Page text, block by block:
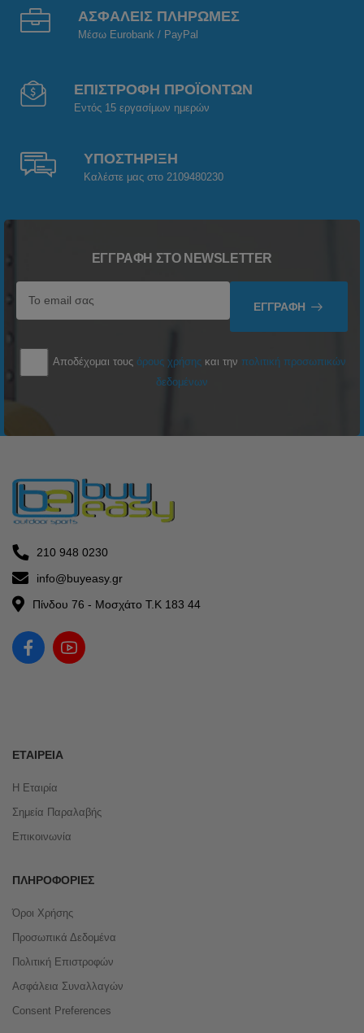
ΑΣΦΑΛΕΙΣ ΠΛΗΡΩΜΕΣ
Μέσω Eurobank / PayPal
ΕΠΙΣΤΡΟΦΗ ΠΡΟΪΟΝΤΩΝ
Εντός 15 εργασίμων ημερών
ΥΠΟΣΤΗΡΙΞΗ
Καλέστε μας στο 2109480230
ΕΓΓΡΑΦΉ ΣΤΟ NEWSLETTER
ΕΓΓΡΑΦΉ
Αποδέχομαι τους όρους χρήσης και την πολιτική προσωπικών
δεδομένων
210 948 0230
info@buyeasy.gr
Πίνδου 76 - Μοσχάτο Τ.Κ 183 44
ΕΤΑΙΡΕΊΑ
Η Εταιρία
Σημεία Παραλαβής
Επικοινωνία
ΠΛΗΡΟΦΟΡΊΕΣ
Όροι Χρήσης
Προσωπικά Δεδομένα
Πολιτική Επιστροφών
Ασφάλεια Συναλλαγών
Consent Preferences